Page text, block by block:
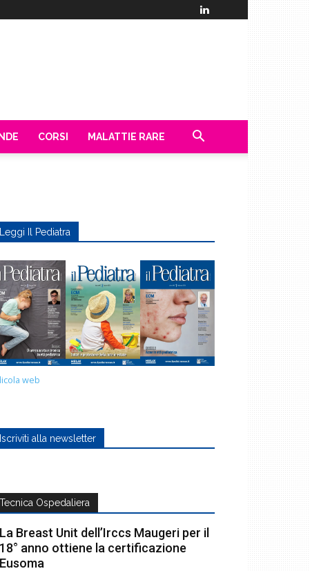
CORSI MALATTIE RARE
Leggi Il Pediatra
web
Iscriviti alla newsletter
Tecnica Ospedaliera
La Breast Unit dell’Irccs Maugeri per il
18° anno ottiene la certificazione
Eusoma